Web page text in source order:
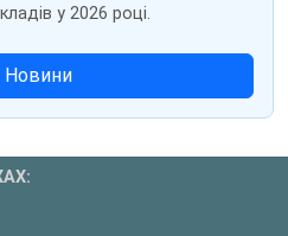
у 2026 році.
Новини